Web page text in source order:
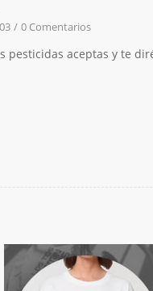
/ 0 Comentarios
pesticidas aceptas y te